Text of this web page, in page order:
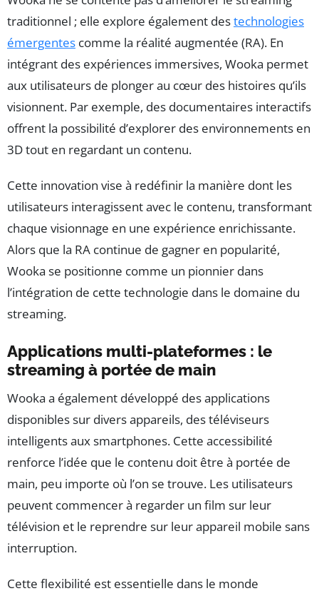
traditionnel ; elle explore également destechnologies
émergentes comme la réalité augmentée (RA). En
intégrant des expériences immersives, Wooka permet
aux utilisateurs de plonger au cœur des histoires qu’ils
visionnent. Par exemple, des documentaires interactifs
offrent la possibilité d’explorer des environnements en
3D tout en regardant un contenu.
Cette innovation vise à redéfinir la manière dont les
utilisateurs interagissent avec le contenu, transformant
chaque visionnage en une expérience enrichissante.
Alors que la RA continue de gagner en popularité,
Wooka se positionne comme un pionnier dans
l’intégration de cette technologie dans le domaine du
streaming.
Applications multi-plateformes : le
streaming à portée de main
Wooka a également développé des applications
disponibles sur divers appareils, des téléviseurs
intelligents aux smartphones. Cette accessibilité
renforce l’idée que le contenu doit être à portée de
main, peu importe où l’on se trouve. Les utilisateurs
peuvent commencer à regarder un film sur leur
télévision et le reprendre sur leur appareil mobile sans
interruption.
Cette flexibilité est essentielle dans le monde